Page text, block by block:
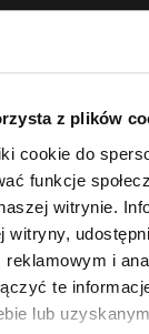
z plików
cookie do
funkcje
witrynie.
witryny,
reklamowym i
te
lub